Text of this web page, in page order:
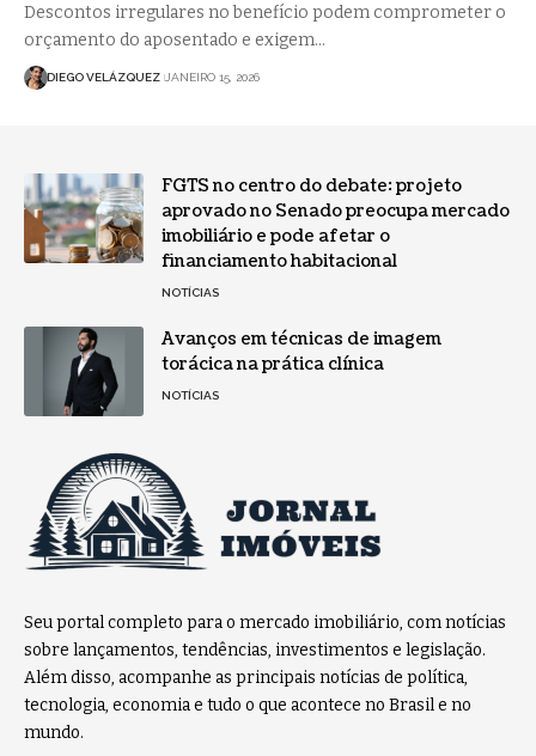
Descontos irregulares no benefício podem comprometer o
orçamento do aposentado e exigem…
DIEGO VELÁZQUEZ JANEIRO 15, 2026
FGTS no centro do debate: projeto
aprovado no Senado preocupa mercado
imobiliário e pode afetar o
financiamento habitacional
NOTÍCIAS
Avanços em técnicas de imagem
torácica na prática clínica
NOTÍCIAS
Seu portal completo para o mercado imobiliário, com notícias
sobre lançamentos, tendências, investimentos e legislação.
Além disso, acompanhe as principais notícias de política,
tecnologia, economia e tudo o que acontece no Brasil e no
mundo.